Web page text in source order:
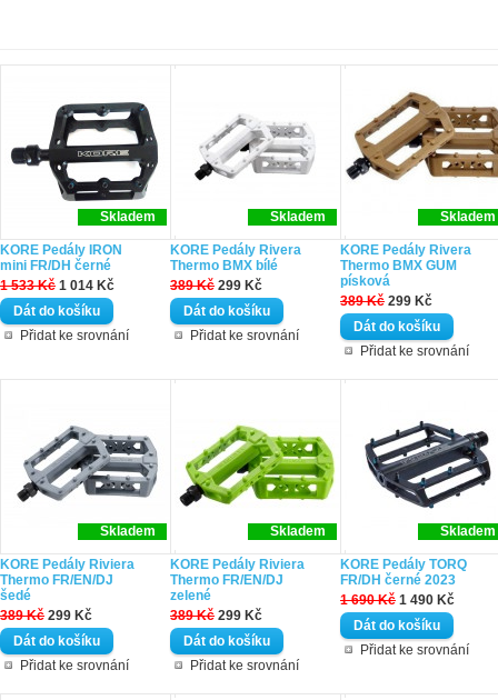
Skladem
KORE Pedály IRON
mini FR/DH černé
1 533 Kč 1 014 Kč
Přidat ke srovnání
Skladem
KORE Pedály Rivera
Thermo BMX bílé
389 Kč 299 Kč
Přidat ke srovnání
Skladem
KORE Pedály Rivera
Thermo BMX GUM
písková
389 Kč 299 Kč
Přidat ke srovnání
Skladem
KORE Pedály Riviera
Thermo FR/EN/DJ
šedé
389 Kč 299 Kč
Přidat ke srovnání
Skladem
KORE Pedály Riviera
Thermo FR/EN/DJ
zelené
389 Kč 299 Kč
Přidat ke srovnání
Skladem
KORE Pedály TORQ
FR/DH černé 2023
1 690 Kč 1 490 Kč
Přidat ke srovnání